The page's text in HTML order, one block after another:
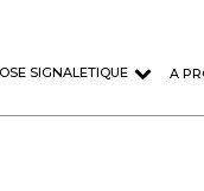
SIGNALETIQUE A